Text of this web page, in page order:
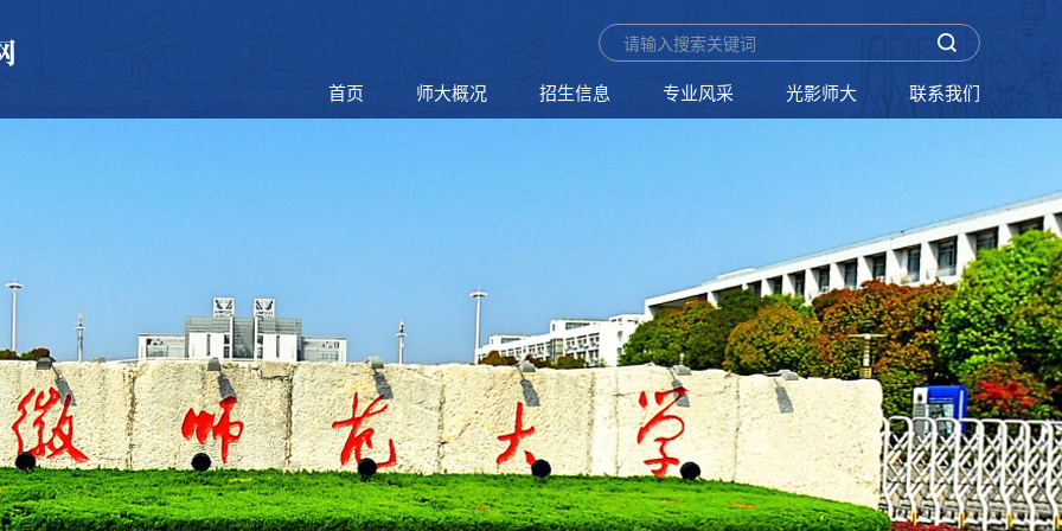
首页 师大概况 招生信息 专业风采 光影师大 联系我们